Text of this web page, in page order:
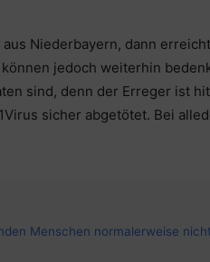
Niederbayern, dann
jedoch weiterhin
sind, denn der Erreger ist
sicher abgetötet. Bei
Menschen normalerweise